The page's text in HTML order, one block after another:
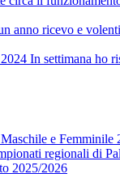
e Femminile
regionali di
2025/2026